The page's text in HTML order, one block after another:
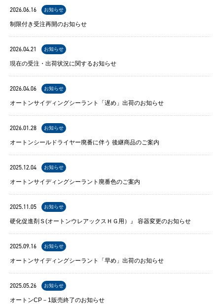
2026.06.16 お知らせ
制限付き受注再開のお知らせ
2026.04.21 お知らせ
現在の受注・出荷状況に関するお知らせ
2026.04.06 お知らせ
オートンサイディングシーラント「遅め」出荷のお知らせ
2026.01.28 お知らせ
オートンシールドライヤー廃番に伴う 後継商品のご案内
2025.12.04 お知らせ
オートンサイディングシーラント廃番色のご案内
2025.11.05 お知らせ
硬化促進剤Ｓ(オートンウレアックスＨＧ用）』 容器変更のお知らせ
2025.09.16 お知らせ
オートンサイディングシーラント「早め」出荷のお知らせ
2025.05.26 お知らせ
オートンCP－1販売終了のお知らせ